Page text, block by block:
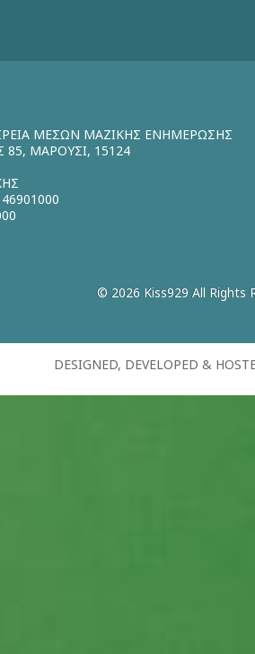
ΜΕΣΩΝ ΜΑΖΙΚΗΣ ΕΝΗΜΕΡΩΣΗΣ
85, ΜΑΡΟΥΣΙ, 15124
© 2026 Kiss929 All Rights
DESIGNED, DEVELOPED &